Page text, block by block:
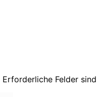
Erforderliche Felder